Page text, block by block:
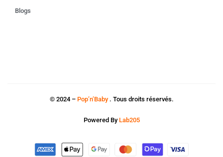
Blogs
© 2024 – Pop’n’Baby. Tous droits réservés.
Powered By Lab205